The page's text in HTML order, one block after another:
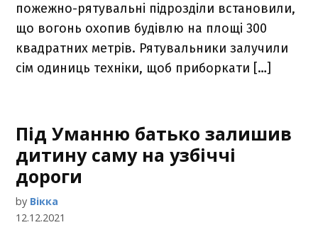
пожежно-рятувальні підрозділи встановили,
що вогонь охопив будівлю на площі 300
квадратних метрів. Рятувальники залучили
сім одиниць техніки, щоб приборкати […]
Під Уманню батько залишив
дитину саму на узбіччі
дороги
by Вікка
12.12.2021